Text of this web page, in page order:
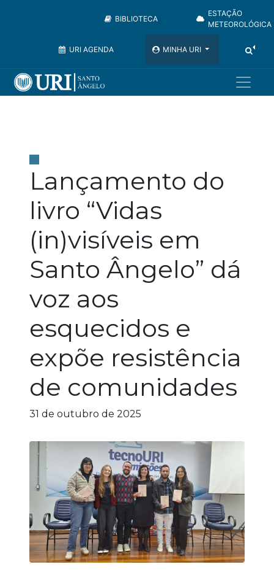
BIBLIOTECA
ESTAÇÃO
METEOROLÓGICA
URI AGENDA MINHA URI
Lançamento do
livro “Vidas
(in)visíveis em
Santo Ângelo” dá
voz aos
esquecidos e
expõe resistência
de comunidades
31 de outubro de 2025